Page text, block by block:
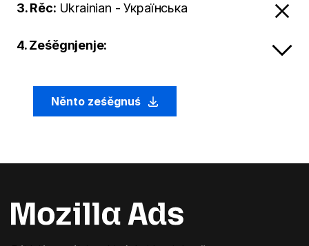
3. Rěc: Ukrainian - Українська
4. Ześěgnjenje:
Něnto ześěgnuś